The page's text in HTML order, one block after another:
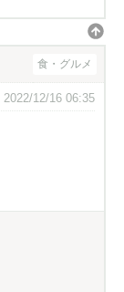
食・グルメ
2022/12/16 06:35